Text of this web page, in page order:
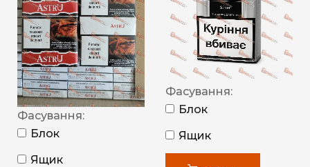
Фасування:
Блок
Ящик
Фасування:
Блок
Ящик